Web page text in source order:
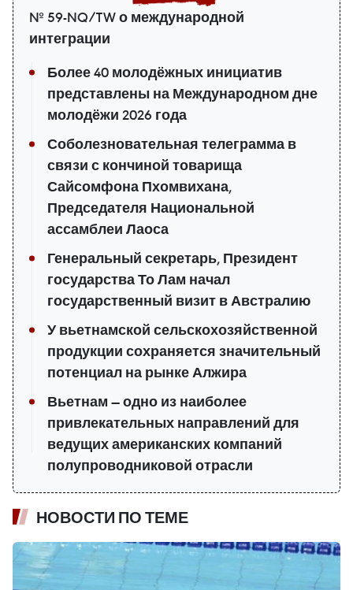
№ 59-NQ/TW о международной
интеграции
Более 40 молодёжных инициатив
представлены на Международном дне
молодёжи 2026 года
Соболезновательная телеграмма в
связи с кончиной товарища
Сайсомфона Пхомвихана,
Председателя Национальной
ассамблеи Лаоса
Генеральный секретарь, Президент
государства То Лам начал
государственный визит в Австралию
У вьетнамской сельскохозяйственной
продукции сохраняется значительный
потенциал на рынке Алжира
Вьетнам — одно из наиболее
привлекательных направлений для
ведущих американских компаний
полупроводниковой отрасли
НОВОСТИ ПО ТЕМЕ